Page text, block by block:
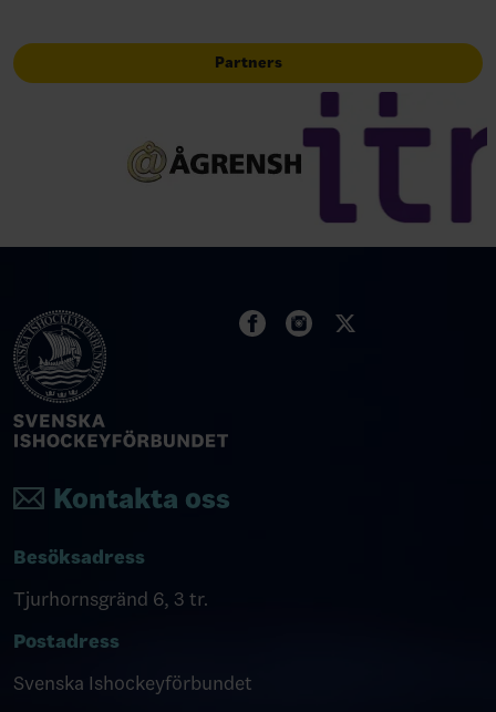
Partners
Kontakta oss
Besöksadress
Tjurhornsgränd 6, 3 tr.
Postadress
Svenska Ishockeyförbundet